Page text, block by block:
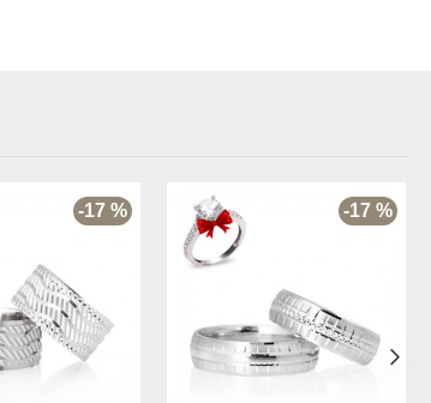
-17 % -17 %